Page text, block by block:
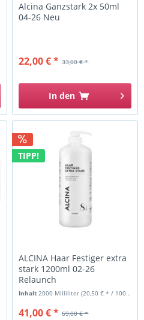
Alcina Ganzstark 2x 50ml
04-26 Neu
33,00 € *
22,00 € *
In den
TIPP!
ALCINA Haar Festiger extra
stark 1200ml 02-26
Relaunch
Inhalt2000 Milliliter(20,50 € * / 1000 Milliliter)
69,00 € *
41,00 € *